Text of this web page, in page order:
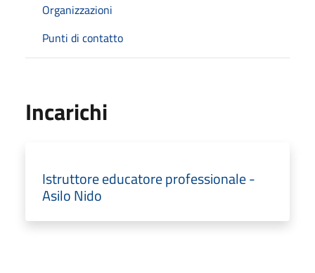
Organizzazioni
Punti di contatto
Incarichi
Istruttore educatore professionale -
Asilo Nido